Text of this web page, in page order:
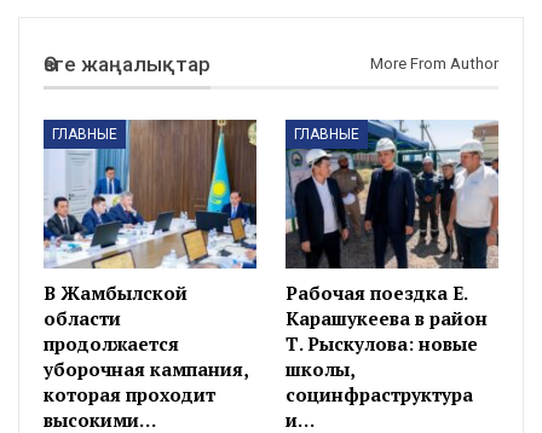
Өзге жаңалықтар More From Author
ГЛАВНЫЕ
В Жамбылской
области
продолжается
уборочная кампания,
которая проходит
высокими…
ГЛАВНЫЕ
Рабочая поездка Е.
Карашукеева в район
Т. Рыскулова: новые
школы,
социнфраструктура
и…